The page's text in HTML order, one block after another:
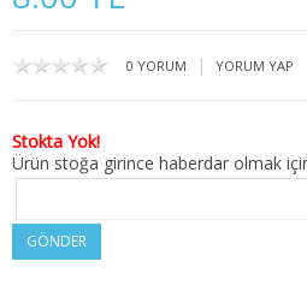
1. SINIF 2. YARIYIL KAMU
2. SINIF 3. YARIYIL KAMU
3. SINIF 5. YARIYIL KAMU
0 YORUM | YORUM YAP
Stokta Yok!
Ürün stoğa girince haberdar olmak
GÖNDER